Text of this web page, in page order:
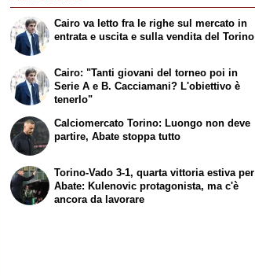
Cairo va letto fra le righe sul mercato in
entrata e uscita e sulla vendita del Torino
Cairo: "Tanti giovani del torneo poi in
Serie A e B. Cacciamani? L'obiettivo è
tenerlo"
Calciomercato Torino: Luongo non deve
partire, Abate stoppa tutto
Torino-Vado 3-1, quarta vittoria estiva per
Abate: Kulenovic protagonista, ma c'è
ancora da lavorare